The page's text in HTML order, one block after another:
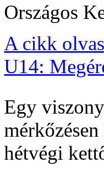
Országos
A cikk
U14:
Egy
hétvégi